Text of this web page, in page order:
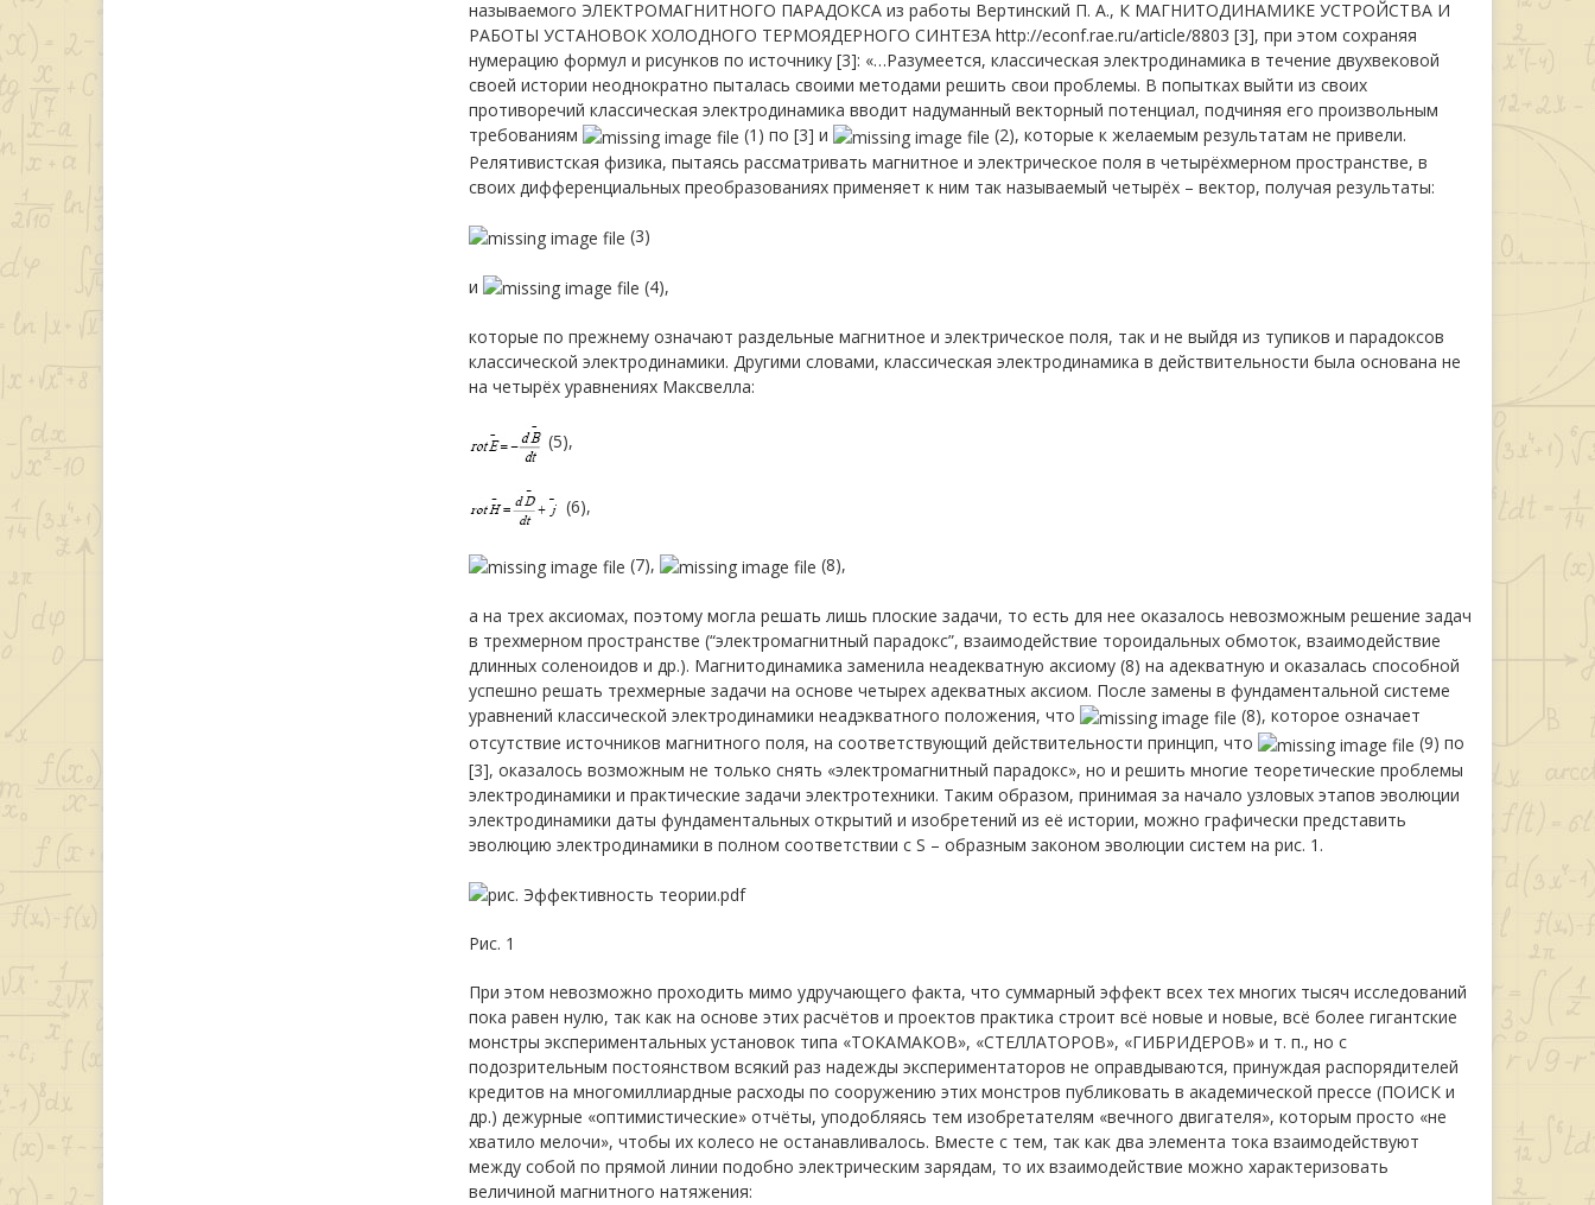
называемого ЭЛЕКТРОМАГНИТНОГО ПАРАДОКСА из работы Вертинский П. А., К МАГНИТОДИНАМИКЕ УСТРОЙСТВА И
РАБОТЫ УСТАНОВОК ХОЛОДНОГО ТЕРМОЯДЕРНОГО СИНТЕЗА http://econf.rae.ru/article/8803 [3], при этом сохраняя
нумерацию формул и рисунков по источнику [3]: «…Разумеется, классическая электродинамика в течение двухвековой
своей истории неоднократно пыталась своими методами решить свои проблемы. В попытках выйти из своих
противоречий классическая электродинамика вводит надуманный векторный потенциал, подчиняя его произвольным
требованиям
(1) по [3] и
(2), которые к желаемым результатам не привели.
Релятивистская физика, пытаясь рассматривать магнитное и электрическое поля в четырёхмерном пространстве, в
своих дифференциальных преобразованиях применяет к ним так называемый четырёх – вектор, получая результаты:
(3)
и (4),
которые по прежнему означают раздельные магнитное и электрическое поля, так и не выйдя из тупиков и парадоксов
классической электродинамики. Другими словами, классическая электродинамика в действительности была основана не
на четырёх уравнениях Максвелла:
(5),
(6),
(7), (8),
а на трех аксиомах, поэтому могла решать лишь плоские задачи, то есть для нее оказалось невозможным решение задач
в трехмерном пространстве (“электромагнитный парадокс”, взаимодействие тороидальных обмоток, взаимодействие
длинных соленоидов и др.). Магнитодинамика заменила неадекватную аксиому (8) на адекватную и оказалась способной
успешно решать трехмерные задачи на основе четырех адекватных аксиом. После замены в фундаментальной системе
уравнений классической электродинамики неадэкватного положения, что
(8), которое означает
отсутствие источников магнитного поля, на соответствующий действительности принцип, что
(9) по
[3], оказалось возможным не только снять «электромагнитный парадокс», но и решить многие теоретические проблемы
электродинамики и практические задачи электротехники. Таким образом, принимая за начало узловых этапов эволюции
электродинамики даты фундаментальных открытий и изобретений из её истории, можно графически представить
эволюцию электродинамики в полном соответствии с S – образным законом эволюции систем на рис. 1.
Рис. 1
При этом невозможно проходить мимо удручающего факта, что суммарный эффект всех тех многих тысяч исследований
пока равен нулю, так как на основе этих расчётов и проектов практика строит всё новые и новые, всё более гигантские
монстры экспериментальных установок типа «ТОКАМАКОВ», «СТЕЛЛАТОРОВ», «ГИБРИДЕРОВ» и т. п., но с
подозрительным постоянством всякий раз надежды экспериментаторов не оправдываются, принуждая распорядителей
кредитов на многомиллиардные расходы по сооружению этих монстров публиковать в академической прессе (ПОИСК и
др.) дежурные «оптимистические» отчёты, уподобляясь тем изобретателям «вечного двигателя», которым просто «не
хватило мелочи», чтобы их колесо не останавливалось. Вместе с тем, так как два элемента тока взаимодействуют
между собой по прямой линии подобно электрическим зарядам, то их взаимодействие можно характеризовать
величиной магнитного натяжения: